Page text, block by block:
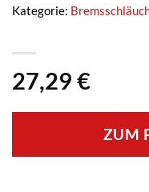
27,29 €
ZUM
Kategorie: